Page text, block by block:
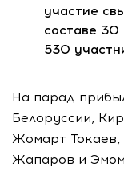
участие
составе 30
530
На парад
Белоруссии,
Жомарт
Жапаров и